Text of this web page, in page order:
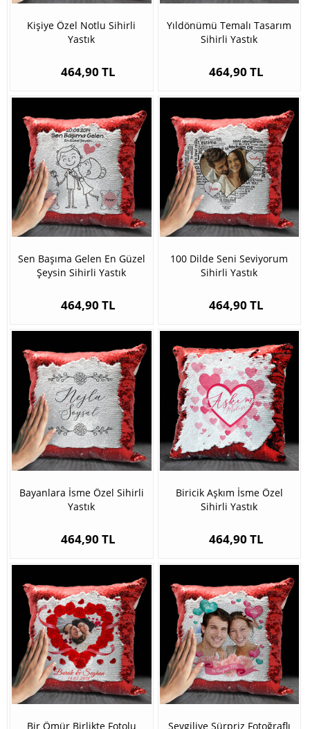
Kişiye Özel Notlu Sihirli
Yastık
464,90 TL
Yıldönümü Temalı Tasarım
Sihirli Yastık
464,90 TL
Sen Başıma Gelen En Güzel
Şeysin Sihirli Yastık
464,90 TL
100 Dilde Seni Seviyorum
Sihirli Yastık
464,90 TL
Bayanlara İsme Özel Sihirli
Yastık
464,90 TL
Biricik Aşkım İsme Özel
Sihirli Yastık
464,90 TL
Bir Ömür Birlikte Fotolu Sevgiliye Sürpriz Fotoğraflı